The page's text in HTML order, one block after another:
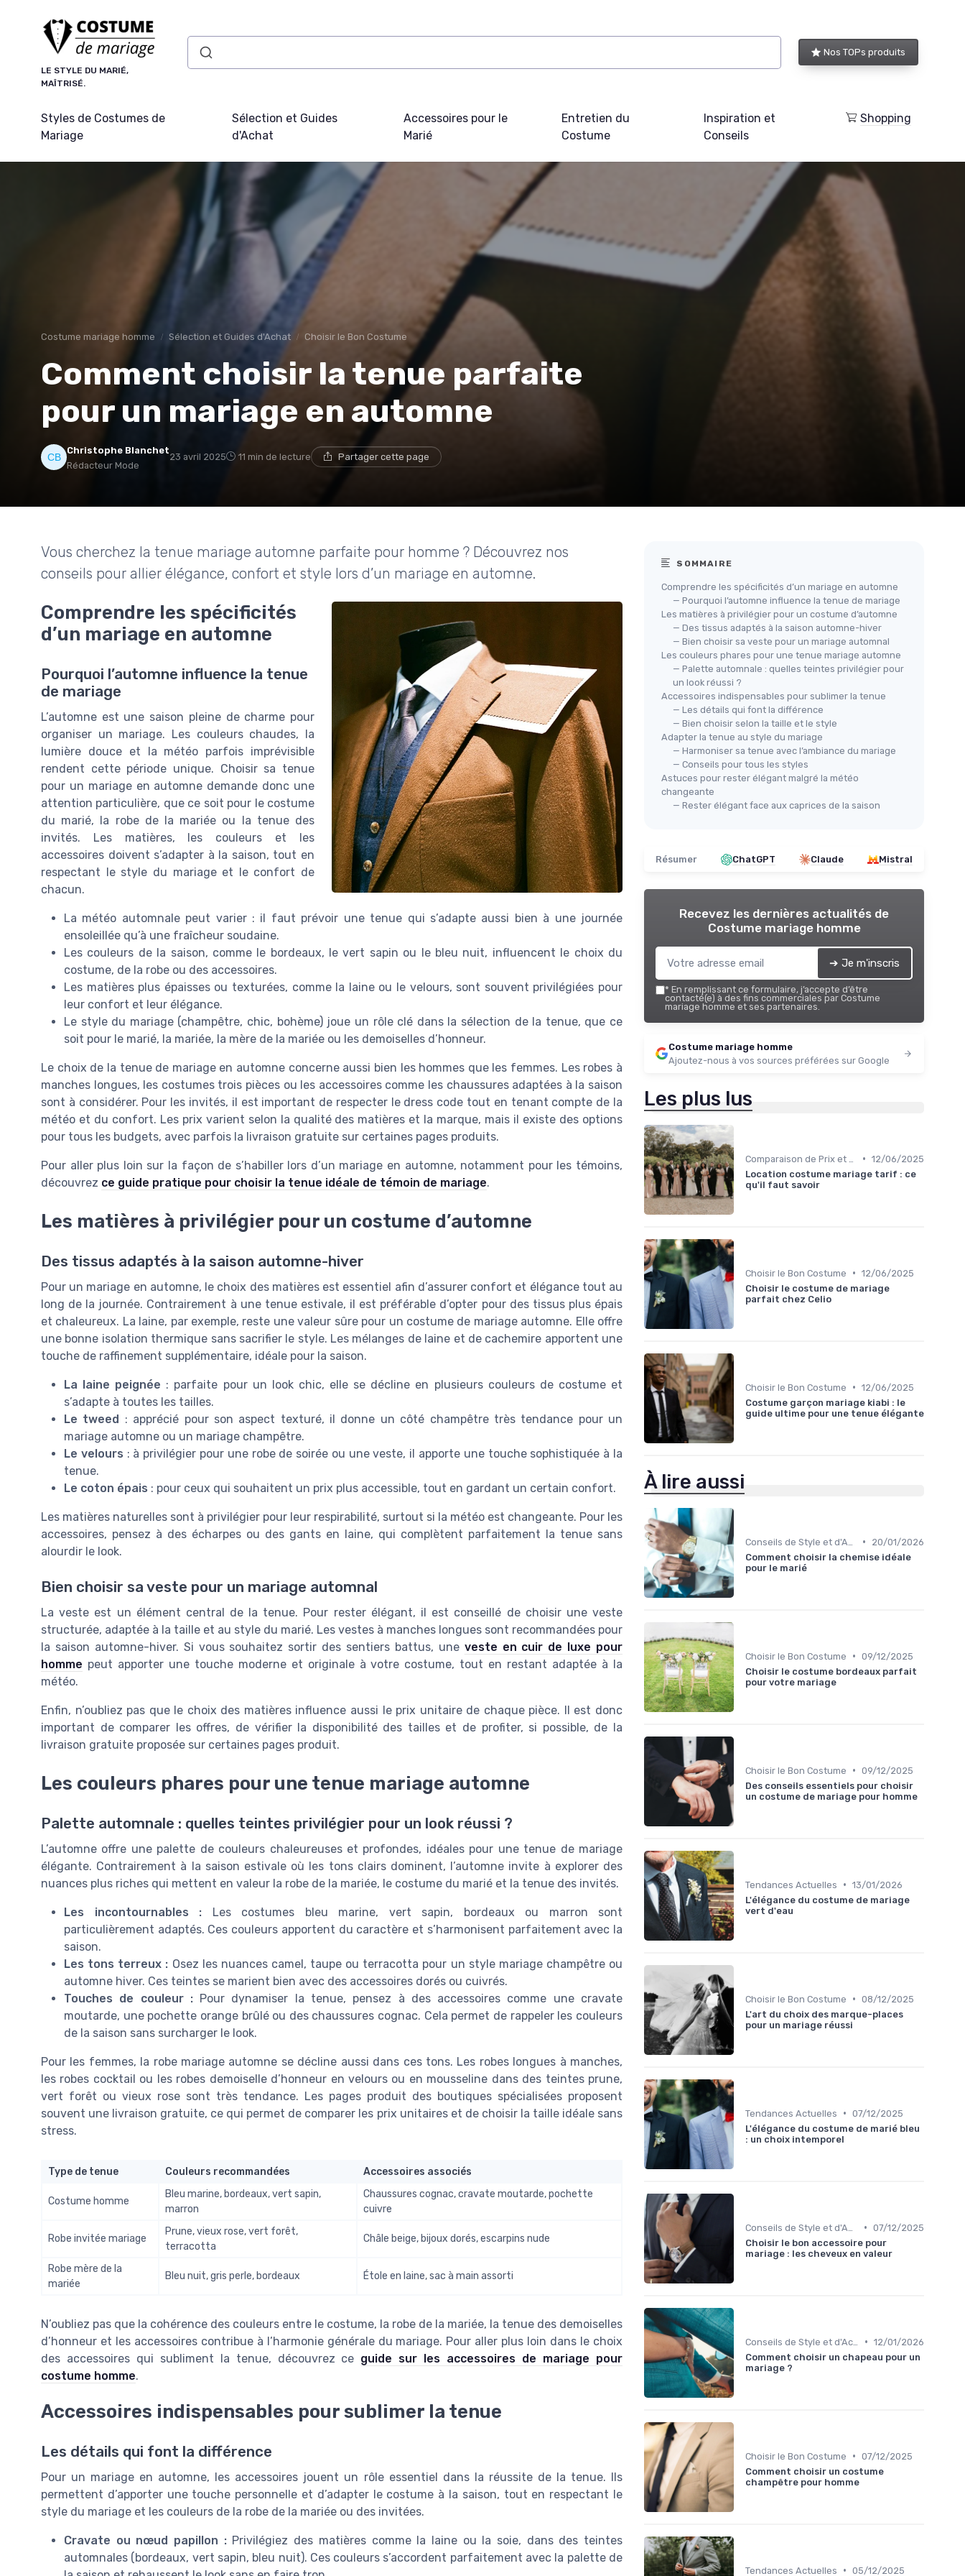
LE STYLE DU MARIÉ,
MAÎTRISÉ.
Nos TOPs produits
Styles de Costumes de
Mariage
Sélection et Guides
d'Achat
Accessoires pour le
Marié
Entretien du
Costume
Inspiration et
Conseils
Shopping
Costume mariage homme Sélection et Guides d'Achat Choisir le Bon Costume
Comment choisir la tenue parfaite
pour un mariage en automne
Christophe Blanchet
Rédacteur Mode
23 avril 2025 11 min de lecture Partager cette page
Vous cherchez la tenue mariage automne parfaite pour homme ? Découvrez nos
conseils pour allier élégance, confort et style lors d’un mariage en automne.
Comprendre les spécificités
d’un mariage en automne
Pourquoi l’automne influence la tenue
de mariage
L’automne est une saison pleine de charme pour
organiser un mariage. Les couleurs chaudes, la
lumière douce et la météo parfois imprévisible
rendent cette période unique. Choisir sa tenue
pour un mariage en automne demande donc une
attention particulière, que ce soit pour le costume
du marié, la robe de la mariée ou la tenue des
invités. Les matières, les couleurs et les
accessoires doivent s’adapter à la saison, tout en
respectant le style du mariage et le confort de
chacun.
La météo automnale peut varier : il faut prévoir une tenue qui s’adapte aussi bien à une journée
ensoleillée qu’à une fraîcheur soudaine.
Les couleurs de la saison, comme le bordeaux, le vert sapin ou le bleu nuit, influencent le choix du
costume, de la robe ou des accessoires.
Les matières plus épaisses ou texturées, comme la laine ou le velours, sont souvent privilégiées pour
leur confort et leur élégance.
Le style du mariage (champêtre, chic, bohème) joue un rôle clé dans la sélection de la tenue, que ce
soit pour le marié, la mariée, la mère de la mariée ou les demoiselles d’honneur.
Le choix de la tenue de mariage en automne concerne aussi bien les hommes que les femmes. Les robes à
manches longues, les costumes trois pièces ou les accessoires comme les chaussures adaptées à la saison
sont à considérer. Pour les invités, il est important de respecter le dress code tout en tenant compte de la
météo et du confort. Les prix varient selon la qualité des matières et la marque, mais il existe des options
pour tous les budgets, avec parfois la livraison gratuite sur certaines pages produits.
Pour aller plus loin sur la façon de s’habiller lors d’un mariage en automne, notamment pour les témoins,
découvrez ce guide pratique pour choisir la tenue idéale de témoin de mariage.
Les matières à privilégier pour un costume d’automne
Des tissus adaptés à la saison automne-hiver
Pour un mariage en automne, le choix des matières est essentiel afin d’assurer confort et élégance tout au
long de la journée. Contrairement à une tenue estivale, il est préférable d’opter pour des tissus plus épais
et chaleureux. La laine, par exemple, reste une valeur sûre pour un costume de mariage automne. Elle offre
une bonne isolation thermique sans sacrifier le style. Les mélanges de laine et de cachemire apportent une
touche de raffinement supplémentaire, idéale pour la saison.
La laine peignée : parfaite pour un look chic, elle se décline en plusieurs couleurs de costume et
s’adapte à toutes les tailles.
Le tweed
: apprécié pour son aspect texturé, il donne un côté champêtre très tendance pour un
mariage automne ou un mariage champêtre.
Le velours : à privilégier pour une robe de soirée ou une veste, il apporte une touche sophistiquée à la
tenue.
Le coton épais : pour ceux qui souhaitent un prix plus accessible, tout en gardant un certain confort.
Les matières naturelles sont à privilégier pour leur respirabilité, surtout si la météo est changeante. Pour les
accessoires, pensez à des écharpes ou des gants en laine, qui complètent parfaitement la tenue sans
alourdir le look.
Bien choisir sa veste pour un mariage automnal
La veste est un élément central de la tenue. Pour rester élégant, il est conseillé de choisir une veste
structurée, adaptée à la taille et au style du marié. Les vestes à manches longues sont recommandées pour
la saison automne-hiver. Si vous souhaitez sortir des sentiers battus, une veste en cuir de luxe pour
homme peut apporter une touche moderne et originale à votre costume, tout en restant adaptée à la
météo.
Enfin, n’oubliez pas que le choix des matières influence aussi le prix unitaire de chaque pièce. Il est donc
important de comparer les offres, de vérifier la disponibilité des tailles et de profiter, si possible, de la
livraison gratuite proposée sur certaines pages produit.
Les couleurs phares pour une tenue mariage automne
Palette automnale : quelles teintes privilégier pour un look réussi ?
L’automne offre une palette de couleurs chaleureuses et profondes, idéales pour une tenue de mariage
élégante. Contrairement à la saison estivale où les tons clairs dominent, l’automne invite à explorer des
nuances plus riches qui mettent en valeur la robe de la mariée, le costume du marié et la tenue des invités.
Les incontournables : Les costumes bleu marine, vert sapin, bordeaux ou marron sont
particulièrement adaptés. Ces couleurs apportent du caractère et s’harmonisent parfaitement avec la
saison.
Les tons terreux : Osez les nuances camel, taupe ou terracotta pour un style mariage champêtre ou
automne hiver. Ces teintes se marient bien avec des accessoires dorés ou cuivrés.
Touches de couleur :Pour dynamiser la tenue, pensez à des accessoires comme une cravate
moutarde, une pochette orange brûlé ou des chaussures cognac. Cela permet de rappeler les couleurs
de la saison sans surcharger le look.
Pour les femmes, la robe mariage automne se décline aussi dans ces tons. Les robes longues à manches,
les robes cocktail ou les robes demoiselle d’honneur en velours ou en mousseline dans des teintes prune,
vert forêt ou vieux rose sont très tendance. Les pages produit des boutiques spécialisées proposent
souvent une livraison gratuite, ce qui permet de comparer les prix unitaires et de choisir la taille idéale sans
stress.
Type de tenue Couleurs recommandées Accessoires associés
Costume homme
Bleu marine, bordeaux, vert sapin,
marron
Chaussures cognac, cravate moutarde, pochette
cuivre
Robe invitée mariage
Prune, vieux rose, vert forêt,
terracotta
Châle beige, bijoux dorés, escarpins nude
Robe mère de la
mariée
Bleu nuit, gris perle, bordeaux Étole en laine, sac à main assorti
N’oubliez pas que la cohérence des couleurs entre le costume, la robe de la mariée, la tenue des demoiselles
d’honneur et les accessoires contribue à l’harmonie générale du mariage. Pour aller plus loin dans le choix
des accessoires qui subliment la tenue, découvrez ce guide sur les accessoires de mariage pour
costume homme.
Accessoires indispensables pour sublimer la tenue
Les détails qui font la différence
Pour un mariage en automne, les accessoires jouent un rôle essentiel dans la réussite de la tenue. Ils
permettent d’apporter une touche personnelle et d’adapter le costume à la saison, tout en respectant le
style du mariage et les couleurs de la robe de la mariée ou des invitées.
Cravate ou nœud papillon :Privilégiez des matières comme la laine ou la soie, dans des teintes
automnales (bordeaux, vert sapin, bleu nuit). Ces couleurs s’accordent parfaitement avec la palette de
SOMMAIRE
Comprendre les spécificités d’un mariage en automne
— Pourquoi l’automne influence la tenue de mariage
Les matières à privilégier pour un costume d’automne
— Des tissus adaptés à la saison automne-hiver
— Bien choisir sa veste pour un mariage automnal
Les couleurs phares pour une tenue mariage automne
— Palette automnale : quelles teintes privilégier pour
un look réussi ?
Accessoires indispensables pour sublimer la tenue
— Les détails qui font la différence
— Bien choisir selon la taille et le style
Adapter la tenue au style du mariage
— Harmoniser sa tenue avec l’ambiance du mariage
— Conseils pour tous les styles
Astuces pour rester élégant malgré la météo
changeante
— Rester élégant face aux caprices de la saison
Résumer ChatGPT Claude Mistral
Recevez les dernières actualités de
Costume mariage homme
➔ Je m'inscris
* En remplissant ce formulaire, j’accepte d’être
contacté(e) à des fins commerciales par Costume
mariage homme et ses partenaires.
Costume mariage homme
Ajoutez-nous à vos sources préférées sur Google
Les plus lus
• 12/06/2025
Location costume mariage tarif : ce
qu'il faut savoir
Choisir le Bon Costume • 12/06/2025
Choisir le costume de mariage
parfait chez Celio
Choisir le Bon Costume • 12/06/2025
Costume garçon mariage kiabi : le
guide ultime pour une tenue élégante
À lire aussi
•
20/01/2026
Comment choisir la chemise idéale
pour le marié
Choisir le Bon Costume • 09/12/2025
Choisir le costume bordeaux parfait
pour votre mariage
Choisir le Bon Costume • 09/12/2025
Des conseils essentiels pour choisir
un costume de mariage pour homme
Tendances Actuelles • 13/01/2026
L'élégance du costume de mariage
vert d'eau
Choisir le Bon Costume • 08/12/2025
L'art du choix des marque-places
pour un mariage réussi
Tendances Actuelles • 07/12/2025
L'élégance du costume de marié bleu
: un choix intemporel
• 07/12/2025
Choisir le bon accessoire pour
mariage : les cheveux en valeur
• 12/01/2026
Comment choisir un chapeau pour un
mariage ?
Choisir le Bon Costume • 07/12/2025
Comment choisir un costume
champêtre pour homme
Tendances Actuelles • 05/12/2025